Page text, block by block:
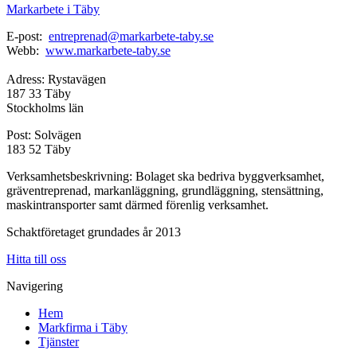
Markarbete i Täby
E-post: entreprenad@markarbete-taby.se
Webb: www.markarbete-taby.se
Adress: Rystavägen
187 33 Täby
Stockholms län
Post: Solvägen
183 52 Täby
Verksamhetsbeskrivning: Bolaget ska bedriva byggverksamhet,
gräventreprenad, markanläggning, grundläggning, stensättning,
maskintransporter samt därmed förenlig verksamhet.
Schaktföretaget grundades år 2013
Hitta till oss
Navigering
Hem
Markfirma i Täby
Tjänster